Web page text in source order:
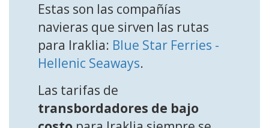
Estas son las compañías
navieras que sirven las rutas
para Iraklia: Blue Star Ferries -
Hellenic Seaways.
Las tarifas de
transbordadores de bajo